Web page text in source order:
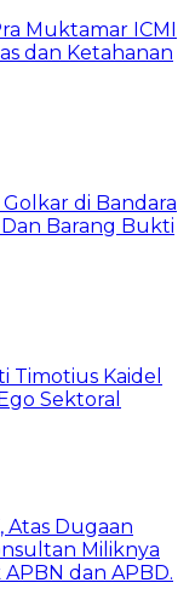
Muktamar ICMI
dan Ketahanan
Golkar di Bandara
Barang Bukti
Timotius Kaidel
Sektoral
Atas Dugaan
Miliknya
dan APBD.